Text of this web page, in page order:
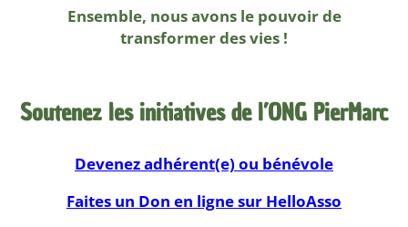
Ensemble, nous avons le pouvoir de
transformer des vies !
Soutenez les initiatives de l’ONG PierMarc
Devenez adhérent(e) ou bénévole
Faites un Don en ligne sur HelloAsso